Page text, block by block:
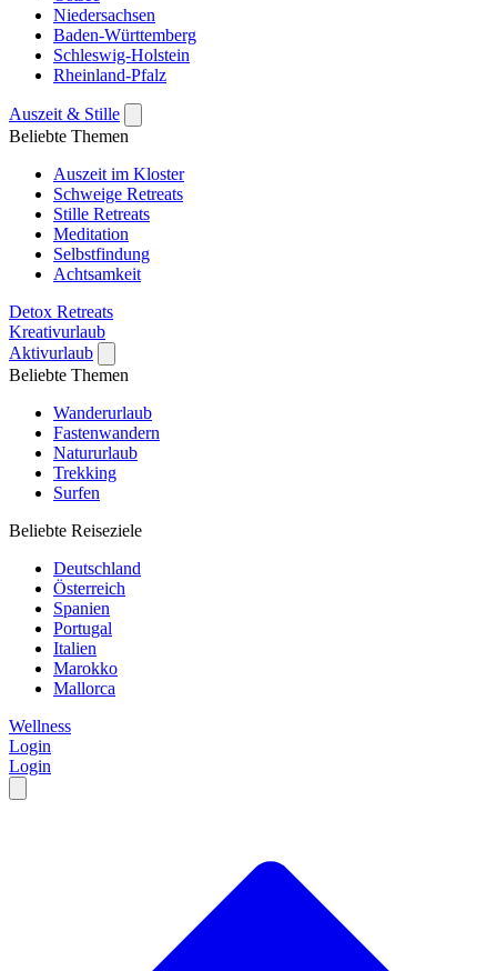
Niedersachsen
Baden-Württemberg
Schleswig-Holstein
Rheinland-Pfalz
Auszeit & Stille
Beliebte Themen
Auszeit im Kloster
Schweige Retreats
Stille Retreats
Meditation
Selbstfindung
Achtsamkeit
Detox Retreats
Kreativurlaub
Aktivurlaub
Beliebte Themen
Wanderurlaub
Fastenwandern
Natururlaub
Trekking
Surfen
Beliebte Reiseziele
Deutschland
Österreich
Spanien
Portugal
Italien
Marokko
Mallorca
Wellness
Login
Login